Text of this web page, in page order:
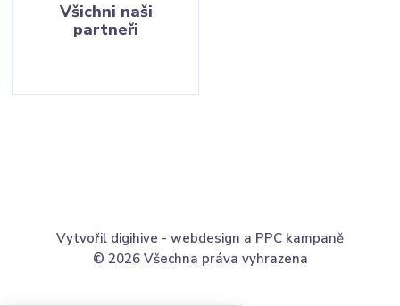
Všichni naši
partneři
© 2026 Všechna práva vyhrazena
Vytvořil digihive - webdesign a PPC kampaně